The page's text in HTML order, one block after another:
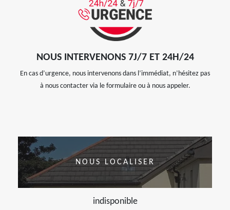
NOUS INTERVENONS 7J/7 ET 24H/24
En cas d’urgence, nous intervenons dans l’immédiat, n’hésitez pas
à nous contacter via le formulaire ou à nous appeler.
NOUS LOCALISER
indisponible